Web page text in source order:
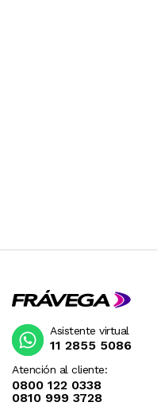
Atención al cliente:
0800 122 0338
0810 999 3728
Asistente virtual
11 2855 5086